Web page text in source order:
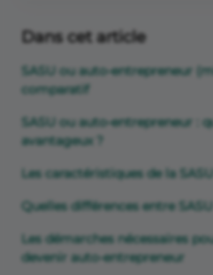
Dans cet article
SASU ou auto-entrepreneur
comparatif
SASU ou auto-entrepreneur :
avantageux ?
Les caractéristiques de la
Quelles différences entre
Les démarches nécessaires
devenir auto-entrepreneur